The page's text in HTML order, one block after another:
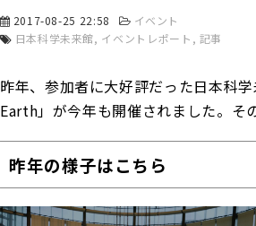
2017-08-25 22:58
イベント
日本科学未来館 イベントレポート 記事
昨年、参加者に大好評だった日本科
Earth」が今年も開催されました。そ
昨年の様子はこちら